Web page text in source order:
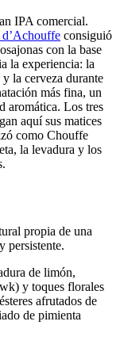
IPA comercial.
d’Achouffe consiguió
con la base
la experiencia: la
la cerveza durante
más fina, un
aromática. Los tres
aquí sus matices
como Chouffe
la levadura y los
propia de una
persistente.
de limón,
y toques florales
afrutados de
de pimienta